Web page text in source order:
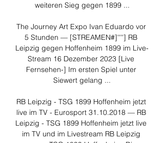
weiteren Sieg gegen 1899 ...
The Journey Art Expo Ivan Eduardo vor
5 Stunden — [STREAMEN#]''''] RB
Leipzig gegen Hoffenheim 1899 im Live-
Stream 16 Dezember 2023 [Live
Fernsehen-] Im ersten Spiel unter
Siewert gelang ...
RB Leipzig - TSG 1899 Hoffenheim jetzt
live im TV - Eurosport 31.10.2018 — RB
Leipzig - TSG 1899 Hoffenheim jetzt live
im TV und im Livestream RB Leipzig